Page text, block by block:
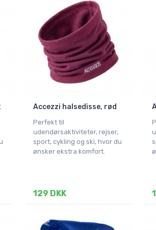
Accezzi halsedisse, rød
Perfekt til
udendørsaktiviteter, rejser,
sport, cykling og ski, hvor du
ønsker ekstra komfort.
129 DKK